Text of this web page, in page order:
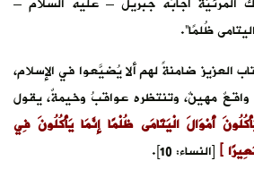
ظُلمًا”.
ضامنةً لهم ألا يُضيَّعوا في الإسلام،
مهينٌ، وتنتظره عواقبُ وخيمةٌ، يقول
أَمْوَالَ الْيَتَامَى ظُلْمًا إِنَّمَا يَأْكُلُونَ فِي
﴾ [النساء: 10].